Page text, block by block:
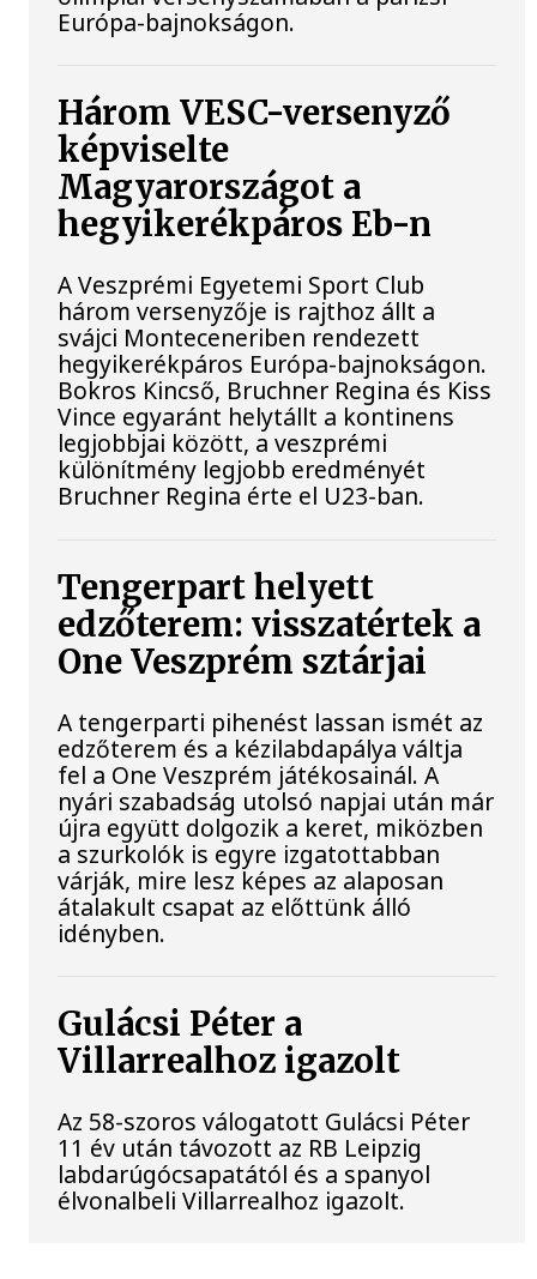
Európa-bajnokságon.
Három VESC-versenyző
képviselte
Magyarországot a
hegyikerékpáros Eb-n
A Veszprémi Egyetemi Sport Club
három versenyzője is rajthoz állt a
svájci Monteceneriben rendezett
hegyikerékpáros Európa-bajnokságon.
Bokros Kincső, Bruchner Regina és Kiss
Vince egyaránt helytállt a kontinens
legjobbjai között, a veszprémi
különítmény legjobb eredményét
Bruchner Regina érte el U23-ban.
Tengerpart helyett
edzőterem: visszatértek a
One Veszprém sztárjai
A tengerparti pihenést lassan ismét az
edzőterem és a kézilabdapálya váltja
fel a One Veszprém játékosainál. A
nyári szabadság utolsó napjai után már
újra együtt dolgozik a keret, miközben
a szurkolók is egyre izgatottabban
várják, mire lesz képes az alaposan
átalakult csapat az előttünk álló
idényben.
Gulácsi Péter a
Villarrealhoz igazolt
Az 58-szoros válogatott Gulácsi Péter
11 év után távozott az RB Leipzig
labdarúgócsapatától és a spanyol
élvonalbeli Villarrealhoz igazolt.